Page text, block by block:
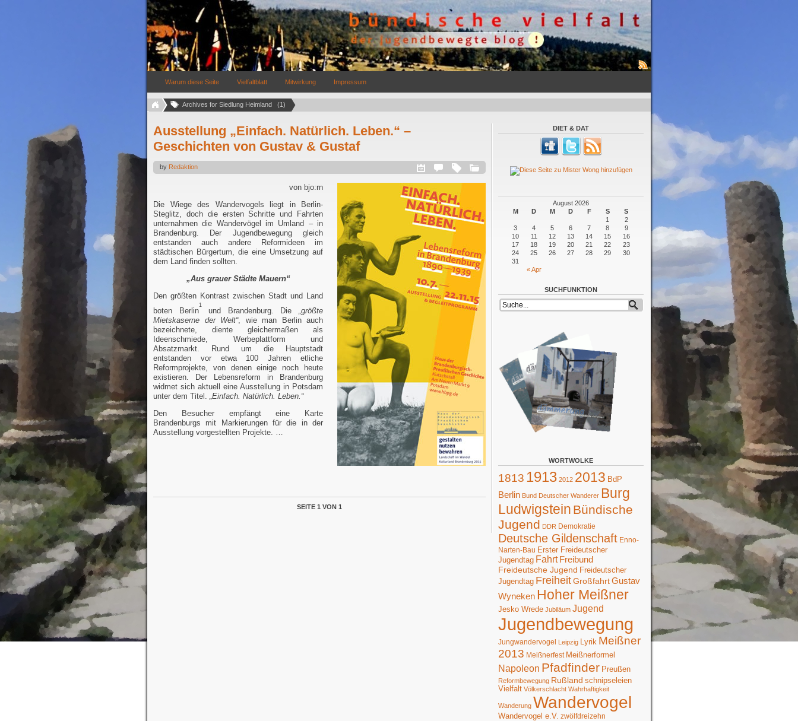
Warum diese Seite Vielfaltblatt Mitwirkung Impressum
Archives for Siedlung Heimland   (1)
Ausstellung „Einfach. Natürlich. Leben.“ –
Geschichten von Gustav & Gustaf
by Redaktion
von bjo:rn
Die Wiege des Wandervogels liegt in Berlin-
Steglitz, doch die ersten Schritte und Fahrten
unternahmen die Wandervögel im Umland – in
Brandenburg. Der Jugendbewegung gleich
entstanden auch andere Reformideen im
städtischen Bürgertum, die eine Umsetzung auf
dem Land finden sollten.
„Aus grauer Städte Mauern“
Den größten Kontrast zwischen Stadt und Land
boten Berlin
1
und Brandenburg. Die
„größte
Mietskaserne der Welt“, wie man Berlin auch
bezeichnete, diente gleichermaßen als
Ideenschmiede, Werbeplattform und
Absatzmarkt. Rund um die Hauptstadt
entstanden vor etwa 100 Jahren etliche
Reformprojekte, von denen einige noch heute
existieren. Der Lebensreform in Brandenburg
widmet sich aktuell eine Ausstellung in Potsdam
unter dem Titel.
„Einfach. Natürlich. Leben.“
Den Besucher empfängt eine Karte
Brandenburgs mit Markierungen für die in der
Ausstellung vorgestellten Projekte. …
SEITE 1 VON 1
DIET & DAT
August 2026
M
D M D F S S
« Apr
1
2
3
4 5 6 7 8
9
10
11 12 13 14 15
16
17
18 19 20 21 22
23
24
25 26 27 28 29
30
31
SUCHFUNKTION
WORTWOLKE
1813 1913 2012 2013 BdP
Berlin Bund Deutscher Wanderer Burg
Ludwigstein Bündische
Jugend DDR Demokratie
Deutsche Gildenschaft Enno-
Narten-Bau Erster Freideutscher
Jugendtag Fahrt Freibund
Freideutsche Jugend Freideutscher
Jugendtag FreiheitGroßfahrtGustav
Wyneken Hoher Meißner
Jesko Wrede Jubiläum Jugend
Jugendbewegung
Jungwandervogel Leipzig Lyrik Meißner
2013 Meißnerfest Meißnerformel
Napoleon Pfadfinder Preußen
Reformbewegung Rußland schnipseleien
Vielfalt Völkerschlacht Wahrhaftigkeit
Wanderung Wandervogel
Wandervogel e.V. zwölfdreizehn